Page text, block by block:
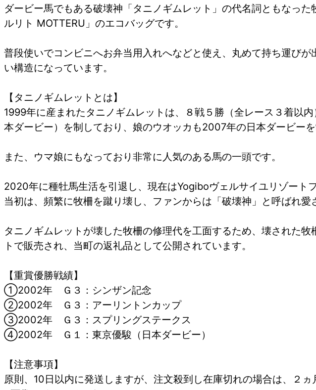
ダービー馬でもある破壊神「タニノギムレット」の代名詞ともなっ
ルリト MOTTERU」のエコバッグです。
普段使いでコンビニへお弁当用入れへなどと使え、丸めて持ち運び
い構造になっています。
【タニノギムレットとは】
1999年に産まれたタニノギムレットは、８戦５勝（全レース３着以
本ダービー）を制しており、娘のウオッカも2007年の日本ダービー
また、ウマ娘にもなっており非常に人気のある馬の一頭です。
2020年に種牡馬生活を引退し、現在はYogiboヴェルサイユリゾート
当初は、頻繁に牧柵を蹴り壊し、ファンからは「破壊神」と呼ばれ愛
タニノギムレットが壊した牧柵の修理代を工面するため、壊された
トで販売され、当町の返礼品として公開されています。
【重賞優勝戦績】
①2002年 Ｇ３：シンザン記念
②2002年 Ｇ３：アーリントンカップ
③2002年 Ｇ３：スプリングステークス
④2002年 Ｇ１：東京優駿（日本ダービー）
【注意事項】
原則、10日以内に発送しますが、注文殺到し在庫切れの場合は、２